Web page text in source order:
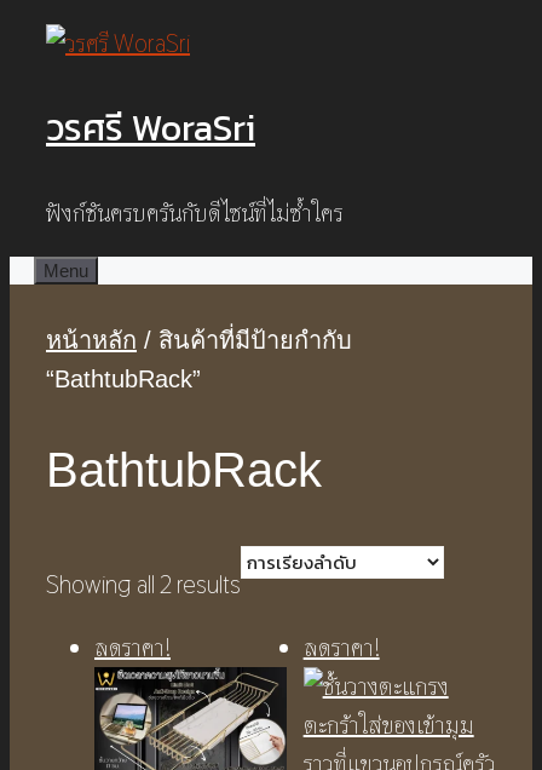
Skip
content
วรศรี WoraSri
ฟังก์ชันครบครันกับดีไซน์ที่ไม่ซ้ำใคร
Menu
หน้าหลัก / สินค้าที่มีป้ายกำกับ
“BathtubRack”
BathtubRack
Showing all 2 results
ลดราคา!
ลดราคา!